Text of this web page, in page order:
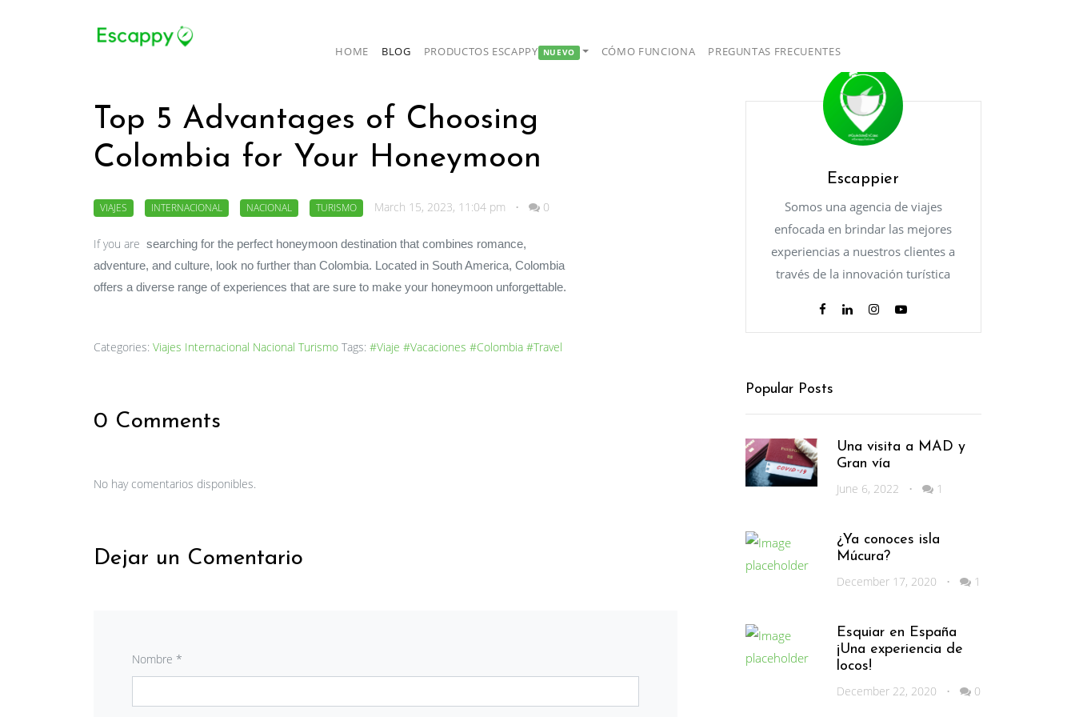
HOME BLOG PRODUCTOS ESCAPPY NUEVO CÓMO FUNCIONA PREGUNTAS FRECUENTES
Top 5 Advantages of Choosing
Colombia for Your Honeymoon
VIAJES INTERNACIONAL NACIONAL TURISMO March 15, 2023, 11:04 pm • 0
If you are
offers a diverse range of experiences that are sure to make your honeymoon unforgettable.
Categories: Viajes Internacional Nacional Turismo Tags: #Viaje #Vacaciones #Colombia #Travel
0 Comments
No hay comentarios disponibles.
Dejar un Comentario
Nombre *
Escappier
Somos una agencia de viajes
enfocada en brindar las mejores
experiencias a nuestros clientes a
través de la innovación turística
Popular Posts
Una visita a MAD y
Gran vía
June 6, 2022
• 1
¿Ya conoces isla
Múcura?
December 17, 2020
• 1
Esquiar en España
¡Una experiencia de
locos!
December 22, 2020
• 0